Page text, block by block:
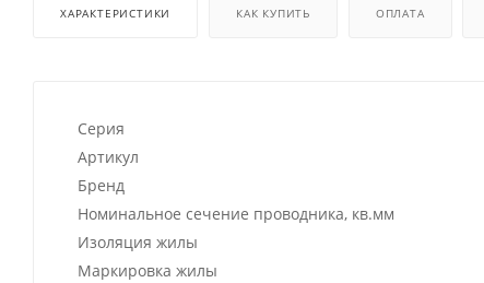
ХАРАКТЕРИСТИКИ КАК КУПИТЬ ОПЛАТА
Серия
Артикул
Бренд
Номинальное сечение проводника, кв.мм
Изоляция жилы
Маркировка жилы